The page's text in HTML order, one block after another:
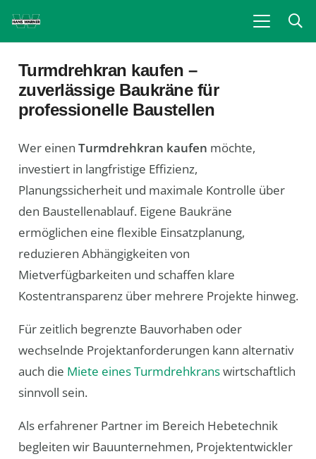
Turmdrehkran kaufen –
zuverlässige Baukräne für
professionelle Baustellen
Wer einen Turmdrehkran kaufen möchte,
investiert in langfristige Effizienz,
Planungssicherheit und maximale Kontrolle über
den Baustellenablauf. Eigene Baukräne
ermöglichen eine flexible Einsatzplanung,
reduzieren Abhängigkeiten von
Mietverfügbarkeiten und schaffen klare
Kostentransparenz über mehrere Projekte hinweg.
Für zeitlich begrenzte Bauvorhaben oder
wechselnde Projektanforderungen kann alternativ
auch die Miete eines Turmdrehkranswirtschaftlich
sinnvoll sein.
Als erfahrener Partner im Bereich Hebetechnik
begleiten wir Bauunternehmen, Projektentwickler